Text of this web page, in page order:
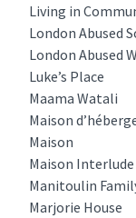
Living in
London Abused
London Abused
Luke’s Place
Maama Watali
Maison
Maison
Maison Interlude
Manitoulin
Marjorie House